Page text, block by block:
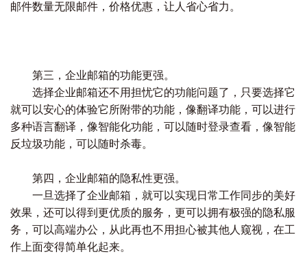
邮件数量无限邮件，价格优惠，让人省心省力。
第三，企业邮箱的功能更强。
选择企业邮箱还不用担忧它的功能问题了，只要选择它
就可以安心的体验它所附带的功能，像翻译功能，可以进行
多种语言翻译，像智能化功能，可以随时登录查看，像智能
反垃圾功能，可以随时杀毒。
第四，企业邮箱的隐私性更强。
一旦选择了企业邮箱，就可以实现日常工作同步的美好
效果，还可以得到更优质的服务，更可以拥有极强的隐私服
务，可以高端办公，从此再也不用担心被其他人窥视，在工
作上面变得简单化起来。